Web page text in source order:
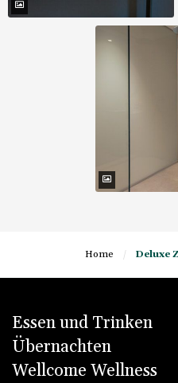
Home / Deluxe
Essen und Trinken
Übernachten
Wellcome Wellness